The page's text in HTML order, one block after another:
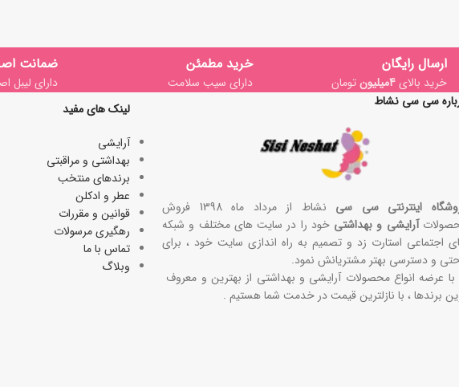
ارسال رایگان
خرید بالای4میلیون تومان
خرید مطمئن
دارای سیب سلامت
ضمانت
دارای لیبل
سی سی نشاط
اینترنتی سی سی
نشاط از مرداد ماه 1398 فروش
آرایشی و بهداشتی خود را در سایت های مختلف و شبکه
اجتماعی استارت زد و تصمیم به راه اندازی سایت خود ، برای
و دسترسی بهتر مشتریانش نمود.
با عرضه انواع محصولات آرایشی و بهداشتی از بهترین و معروف
برندها ، با نازلترین قیمت در خدمت شما هستیم .
لینک های مفید
آرایشی
بھداشتی و مراقبتی
برندهای منتخب
عطر و ادکلن
قوانین و مقررات
رهگیری مرسولات
تماس با ما
وبلاگ